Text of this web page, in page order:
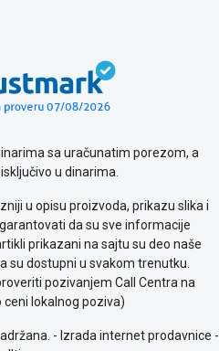
sa uračunatim porezom, a
u dinarima.
u opisu proizvoda, prikazu slika i
da su sve informacije
prikazani na sajtu su deo naše
su dostupni u svakom trenutku.
pozivanjem Call Centra na
lokalnog poziva)
- Izrada internet prodavnice -